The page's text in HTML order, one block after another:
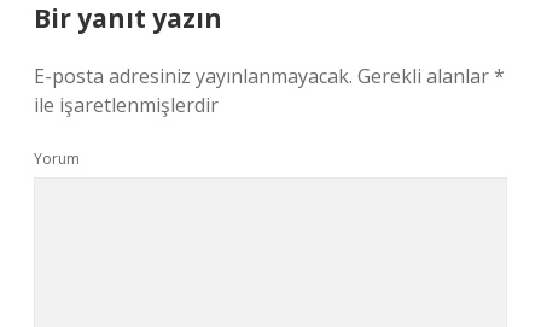
Bir yanıt yazın
E-posta adresiniz yayınlanmayacak. Gerekli alanlar*
ile işaretlenmişlerdir
Yorum